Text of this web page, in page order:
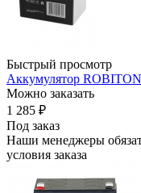
Быстрый просмотр
Аккумулятор
Можно заказать
1 285 ₽
Под заказ
Наши менеджеры
условия заказа